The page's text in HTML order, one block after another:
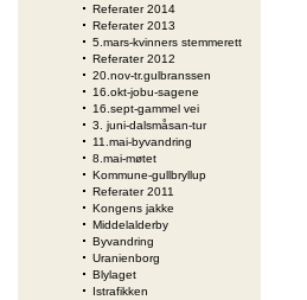
Referater 2014
Referater 2013
5.mars-kvinners stemmerett
Referater 2012
20.nov-tr.gulbranssen
16.okt-jobu-sagene
16.sept-gammel vei
3. juni-dalsmåsan-tur
11.mai-byvandring
8.mai-møtet
Kommune-gullbryllup
Referater 2011
Kongens jakke
Middelalderby
Byvandring
Uranienborg
Blylaget
Istrafikken